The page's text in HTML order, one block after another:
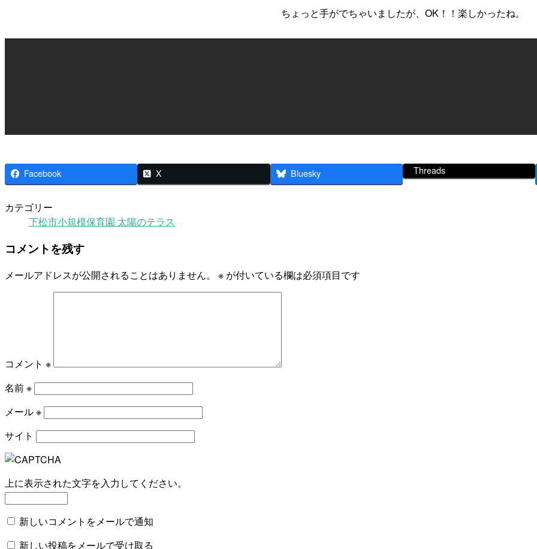
ちょっと手がでちゃいましたが、OK！！楽しかったね。
Facebook X Bluesky Threads
カテゴリー
下松市小規模保育園 太陽のテラス
コメントを残す
メールアドレスが公開されることはありません。 ※ が付いている欄は必須項目です
コメント ※
名前※
メール※
サイト
上に表示された文字を入力してください。
新しいコメントをメールで通知
新しい投稿をメールで受け取る